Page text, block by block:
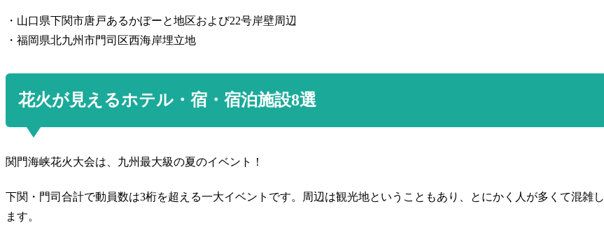
・山口県下関市唐戸あるかぽーと地区および22号岸壁周辺
・福岡県北九州市門司区西海岸埋立地
花火が見えるホテル・宿・宿泊施設8選
関門海峡花火大会は、九州最大級の夏のイベント！
下関・門司合計で動員数は3桁を超える一大イベントです。周辺は観光地ということもあり、とにかく人が多くて混雑し
ます。